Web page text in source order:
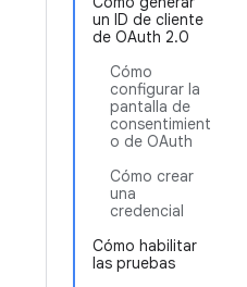
un ID de cliente
de OAuth 2.0
Cómo
configurar la
pantalla de
consentimient
o de OAuth
Cómo crear
una
credencial
Cómo habilitar
las pruebas